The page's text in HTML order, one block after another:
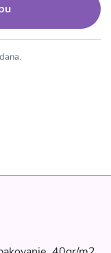
dana.